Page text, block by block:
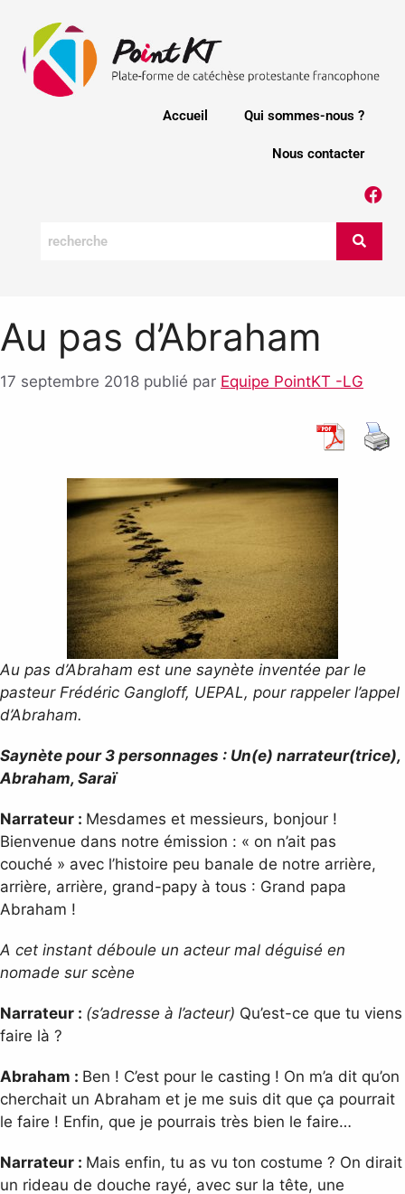
Accueil Qui sommes-nous ?
Nous contacter
Au pas d’Abraham
17 septembre 2018 publié par Equipe PointKT -LG
Au pas d’Abraham est une saynète inventée par le
pasteur Frédéric Gangloff, UEPAL, pour rappeler l’appel
d’Abraham.
Saynète pour 3 personnages : Un(e) narrateur(trice),
Abraham, Saraï
Narrateur : Mesdames et messieurs, bonjour !
Bienvenue dans notre émission : « on n’ait pas
couché » avec l’histoire peu banale de notre arrière,
arrière, arrière, grand-papy à tous : Grand papa
Abraham !
A cet instant déboule un acteur mal déguisé en
nomade sur scène
Narrateur : (s’adresse à l’acteur) Qu’est-ce que tu viens
faire là ?
Abraham : Ben ! C’est pour le casting ! On m’a dit qu’on
cherchait un Abraham et je me suis dit que ça pourrait
le faire ! Enfin, que je pourrais très bien le faire…
Narrateur : Mais enfin, tu as vu ton costume ? On dirait
un rideau de douche rayé, avec sur la tête, une